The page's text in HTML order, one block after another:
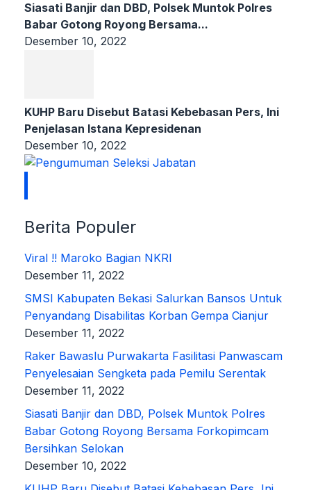
Siasati Banjir dan DBD, Polsek Muntok Polres
Babar Gotong Royong Bersama...
Desember 10, 2022
KUHP Baru Disebut Batasi Kebebasan Pers, Ini
Penjelasan Istana Kepresidenan
Desember 10, 2022
Berita Populer
Viral !! Maroko Bagian NKRI
Desember 11, 2022
SMSI Kabupaten Bekasi Salurkan Bansos Untuk
Penyandang Disabilitas Korban Gempa Cianjur
Desember 11, 2022
Raker Bawaslu Purwakarta Fasilitasi Panwascam
Penyelesaian Sengketa pada Pemilu Serentak
Desember 11, 2022
Siasati Banjir dan DBD, Polsek Muntok Polres
Babar Gotong Royong Bersama Forkopimcam
Bersihkan Selokan
Desember 10, 2022